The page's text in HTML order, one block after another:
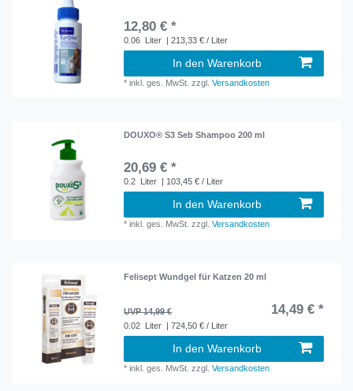
12,80 € *
0.06 Liter | 213,33 € / Liter
In den Warenkorb
*inkl. ges. MwSt. zzgl.Versandkosten
DOUXO® S3 Seb Shampoo 200 ml
20,69 € *
0.2 Liter | 103,45 € / Liter
In den Warenkorb
*inkl. ges. MwSt. zzgl.Versandkosten
Felisept Wundgel für Katzen 20 ml
UVP 14,99 € 14,49 € *
0.02 Liter | 724,50 € / Liter
In den Warenkorb
*inkl. ges. MwSt. zzgl.Versandkosten